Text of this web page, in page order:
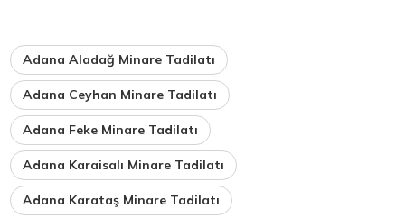
Adana Aladağ Minare Tadilatı
Adana Ceyhan Minare Tadilatı
Adana Feke Minare Tadilatı
Adana Karaisalı Minare Tadilatı
Adana Karataş Minare Tadilatı